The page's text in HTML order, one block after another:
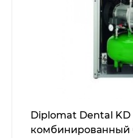
Diplomat Dental KD
комбинированный